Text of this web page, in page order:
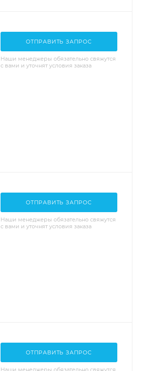
ОТПРАВИТЬ ЗАПРОС
Наши менеджеры обязательно свяжутся
с вами и уточнят условия заказа
ОТПРАВИТЬ ЗАПРОС
Наши менеджеры обязательно свяжутся
с вами и уточнят условия заказа
ОТПРАВИТЬ ЗАПРОС
Наши менеджеры обязательно свяжутся